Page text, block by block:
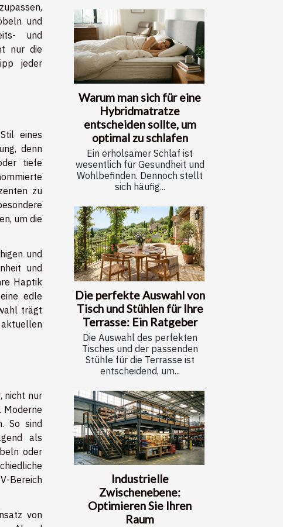
und
und
nur die
jeder
eines
denn
tiefe
zu
um die
und
und
Haptik
edle
trägt
nicht nur
Moderne
So sind
als
oder
Bereich
von
Warum man sich für eine
Hybridmatratze
entscheiden sollte, um
optimal zu schlafen
Ein erholsamer Schlaf ist
wesentlich für Gesundheit und
Wohlbefinden. Dennoch stellt
sich häufig...
Die perfekte Auswahl von
Tisch und Stühlen für Ihre
Terrasse: Ein Ratgeber
Die Auswahl des perfekten
Tisches und der passenden
Stühle für die Terrasse ist
entscheidend, um...
Industrielle
Zwischenebene:
Optimieren Sie Ihren
Raum